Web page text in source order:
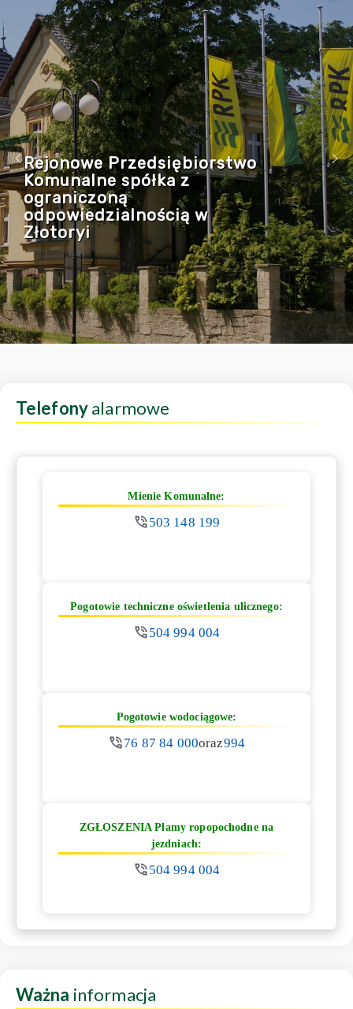
Rejonowe Przedsiębiorstwo
Komunalne spółka z
ograniczoną
odpowiedzialnością w
Złotoryi
Telefonyalarmowe
Mienie Komunalne:
503 148 199
Pogotowie techniczne oświetlenia ulicznego:
504 994 004
Pogotowie wodociągowe:
76 87 84 000oraz994
ZGŁOSZENIA Plamy ropopochodne na
jezdniach:
504 994 004
Ważna informacja